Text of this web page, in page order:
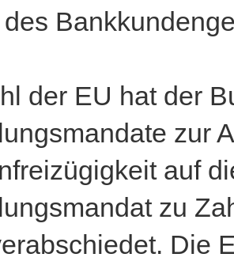
der EU hat der
zur
auf
zu
Die